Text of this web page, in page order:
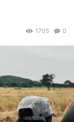
0
1705